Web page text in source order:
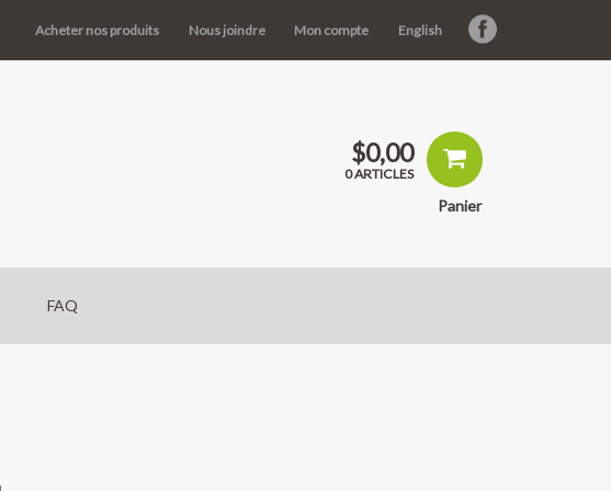
Acheter nos produits Nous joindre Mon compte English
$0,00
0 ARTICLES
Panier
FAQ